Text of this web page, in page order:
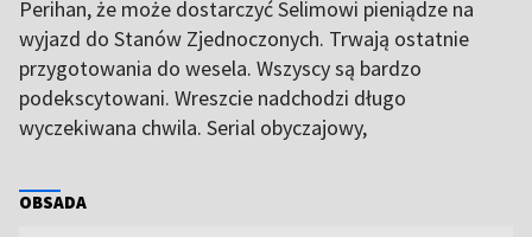
Perihan, że może dostarczyć Selimowi pieniądze na
wyjazd do Stanów Zjednoczonych. Trwają ostatnie
przygotowania do wesela. Wszyscy są bardzo
podekscytowani. Wreszcie nadchodzi długo
wyczekiwana chwila. Serial obyczajowy,
OBSADA